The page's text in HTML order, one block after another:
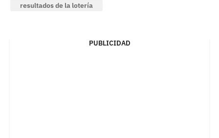
resultados de la lotería
PUBLICIDAD